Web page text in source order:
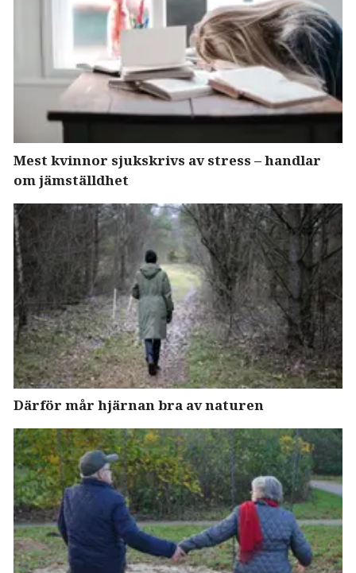
Mest kvinnor sjukskrivs av stress – handlar
om jämställdhet
Därför mår hjärnan bra av naturen